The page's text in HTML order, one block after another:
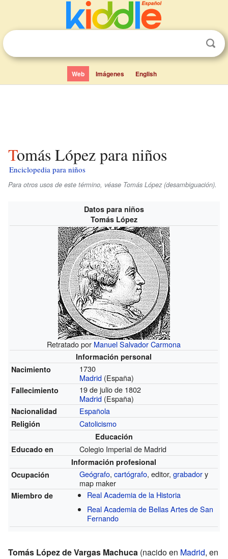
Web Imágenes English
Tomás López para niños
Enciclopedia para niños
Para otros usos de este término, véase Tomás López (desambiguación).
Datos para niños
Tomás López
Retratado por Manuel Salvador Carmona
Información personal
Nacimiento
1730
Madrid (España)
Fallecimiento
19 de julio de 1802
Madrid (España)
Nacionalidad Española
Religión Catolicismo
Educación
Educado en
Colegio Imperial de Madrid
Información profesional
Ocupación
Geógrafo,cartógrafo, editor,grabadory
map maker
Miembro de
Real Academia de la Historia
Real Academia de Bellas Artes de San
Fernando
Tomás López de Vargas Machuca (nacido en Madrid, en